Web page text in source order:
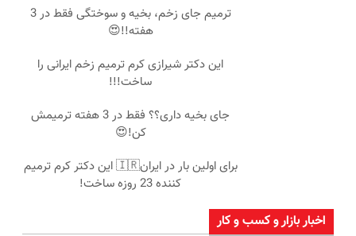
ترمیم جای زخم، بخیه و سوختگی فقط در 3
هفته!!😍
این دکتر شیرازی کرم ترمیم زخم ایرانی را
ساخت!!!
جای بخیه داری؟؟ فقط در 3 هفته ترمیمش
کن!😍
برای اولین بار در ایران🇮🇷 این دکتر کرم ترمیم
کننده 23 روزه ساخت!
اخبار بازار و کسب و کار